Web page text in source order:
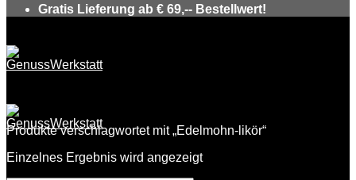
Gratis Lieferung ab € 69,-- Bestellwert!
Produkte verschlagwortet mit „Edelmohn-likör“
Einzelnes Ergebnis wird angezeigt